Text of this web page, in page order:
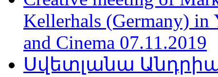
Kellerhals (Germany) in
and Cinema 07.11.2019
Սվետլանա